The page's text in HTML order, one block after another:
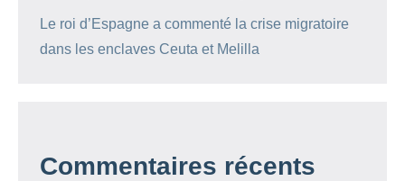
Le roi d’Espagne a commenté la crise migratoire
dans les enclaves Ceuta et Melilla
Commentaires récents